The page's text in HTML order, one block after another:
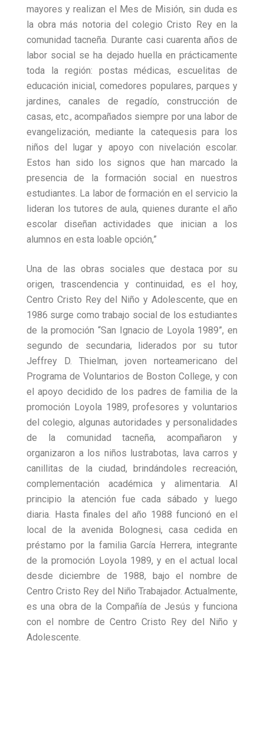
mayores y realizan el Mes de Misión, sin duda es
la obra más notoria del colegio Cristo Rey en la
comunidad tacneña. Durante casi cuarenta años de
labor social se ha dejado huella en prácticamente
toda la región: postas médicas, escuelitas de
educación inicial, comedores populares, parques y
jardines, canales de regadío, construcción de
casas, etc., acompañados siempre por una labor de
evangelización, mediante la catequesis para los
niños del lugar y apoyo con nivelación escolar.
Estos han sido los signos que han marcado la
presencia de la formación social en nuestros
estudiantes. La labor de formación en el servicio la
lideran los tutores de aula, quienes durante el año
escolar diseñan actividades que inician a los
alumnos en esta loable opción,”
Una de las obras sociales que destaca por su
origen, trascendencia y continuidad, es el hoy,
Centro Cristo Rey del Niño y Adolescente, que en
1986 surge como trabajo social de los estudiantes
de la promoción “San Ignacio de Loyola 1989”, en
segundo de secundaria, liderados por su tutor
Jeffrey D. Thielman, joven norteamericano del
Programa de Voluntarios de Boston College, y con
el apoyo decidido de los padres de familia de la
promoción Loyola 1989, profesores y voluntarios
del colegio, algunas autoridades y personalidades
de la comunidad tacneña, acompañaron y
organizaron a los niños lustrabotas, lava carros y
canillitas de la ciudad, brindándoles recreación,
complementación académica y alimentaria. Al
principio la atención fue cada sábado y luego
diaria. Hasta finales del año 1988 funcionó en el
local de la avenida Bolognesi, casa cedida en
préstamo por la familia García Herrera, integrante
de la promoción Loyola 1989, y en el actual local
desde diciembre de 1988, bajo el nombre de
Centro Cristo Rey del Niño Trabajador. Actualmente,
es una obra de la Compañía de Jesús y funciona
con el nombre de Centro Cristo Rey del Niño y
Adolescente.